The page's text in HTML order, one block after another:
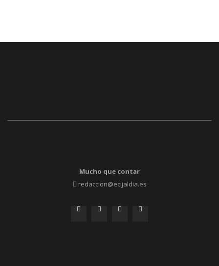
Mucho que contar
redaccion@ecijaldia.es